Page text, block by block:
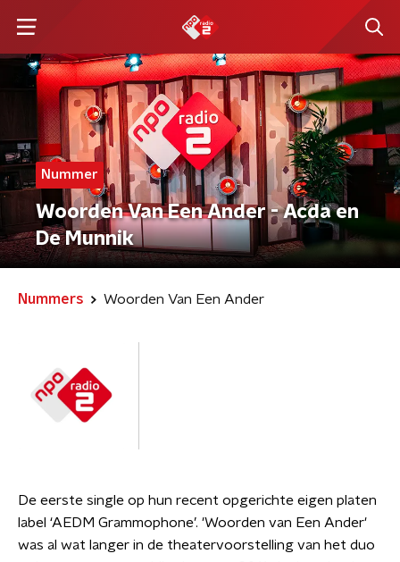
Nummer
Woorden Van Een Ander - Acda en
De Munnik
Nummers Woorden Van Een Ander
De eerste single op hun recent opgerichte eigen platen
label ‘AEDM Grammophone’. 'Woorden van Een Ander'
was al wat langer in de theatervoorstelling van het duo